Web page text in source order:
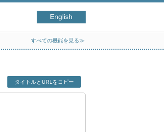
English
すべての機能を見る≫
タイトルとURLをコピー